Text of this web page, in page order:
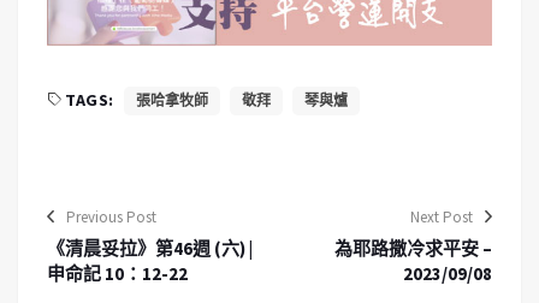
TAGS: 張哈拿牧師 敬拜 琴與爐
Previous Post
《清晨妥拉》第46週 (六) |
申命記 10：12-22
Next Post
為耶路撒冷求平安 –
2023/09/08